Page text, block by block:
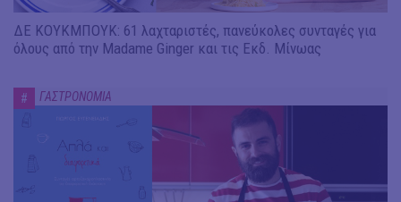
ΔΕ ΚΟΥΚΜΠΟΥΚ: 61 λαχταριστές, πανεύκολες συνταγές για
όλους από την Madame Ginger και τις Εκδ. Μίνωας
# ΓΑΣΤΡΟΝΟΜΙΑ